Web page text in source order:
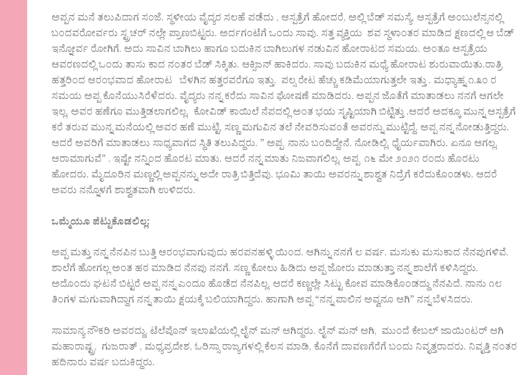
ಅಪ್ಪನ ಮನೆ ತಲುಪಿದಾಗ ಸಂಜೆ. ಸ್ಥಳೀಯ ವೈದ್ಯರ ಸಲಹೆ ಪಡೆದು , ಆಸ್ಪತ್ರೆಗೆ ಹೋದರೆ, ಅಲ್ಲಿ ಬೆಡ್ ಸಮಸ್ಯೆ. ಆಸ್ಪತ್ರೆಗೆ ಅಂಬುಲೆನ್ಸನಲ್ಲಿ
ಬಂದವರೋರ್ವರು ಸ್ಟ್ರಚರ್ ನಲ್ಲೇ ಪ್ರಾಣಬಿಟ್ಟರು. ಅರ್ದಗಂಟೆಗೆ ಒಂದು ಸಾವು. ಸತ್ತ ವ್ಯಕ್ತಿಯ ಶವ ಸ್ಥಳಾಂತರ ಮಾಡಿದ ಕ್ಷಣದಲ್ಲಿ ಆ ಬೆಡ್
ಇನ್ನೋರ್ವ ರೋಗಿಗೆ. ಅದು ಸಾವಿನ ಬಾಗಿಲು ಹಾಗೂ ಬದುಕಿನ ಬಾಗಿಲುಗಳ ನಡುವಿನ ಹೋರಾಟದ ಸಮಯ. ಅಂತೂ ಆಸ್ಪತ್ರೆಯ
ಆವರಣದಲ್ಲಿ ಒಂದು ತಾಸು ಕಾದ ನಂತರ ಬೆಡ್ ಸಿಕ್ಕಿತು. ಆಕ್ಸಿಜನ್ ಹಾಕಿದರು. ಸಾವು ಬದುಕಿನ‌ ಮಧ್ಯೆ ಹೋರಾಟ ಶುರುವಾಯಿತು.‌ರಾತ್ರಿ
ಹತ್ತರಿಂದ ಆರಂಭವಾದ ಹೋರಾಟ ಬೆಳಗಿನ ಹತ್ತರವರೆಗೂ ಇತ್ತು. ಪಲ್ಸ ರೇಟ ಹೆಚ್ಚು ಕಡಿಮೆಯಾಗುತ್ತಲೇ ಇತ್ತು . ಮಧ್ಯಾಹ್ನ ೧.೩೦ ರ
ಸಮಯ ಅಪ್ಪ ಕೊನೆಯುಸಿರೆಳೆದರು. ವೈದ್ಯರು ನನ್ನ ಕರೆದು ಸಾವಿನ ಘೋಷಣೆ ಮಾಡಿದರು. ಅಪ್ಪನ ಜೊತೆಗೆ ಮಾತಾಡಲು ನನಗೆ ಆಗಲೇ
ಇಲ್ಲ. ಅವರ ಹಣೆಗೂ ಮುತ್ತಿಡಲಾಗಲಿಲ್ಲ. ಕೋವಿಡ್ ಕಾಯಿಲೆ ನೆಪದಲ್ಲಿ ಅಂತ ಭಯ ಸೃಷ್ಟಿಯಾಗಿ ಬಿಟ್ಟಿತ್ತು‌ .ಆದರೆ ಅದಕ್ಕೂ ಮುನ್ನ ಆಸ್ಪತ್ರೆಗೆ
ಕರೆ ತರುವ ಮುನ್ನ ಮನೆಯಲ್ಲಿ ಅವರ ಹಣೆ ಮುಟ್ಟಿ, ಸಣ್ಣ ಮಗುವಿನ ತಲೆ ನೇವರಿಸುವಂತೆ ಅವರನ್ನು ಮುಟ್ಟಿದ್ದೆ. ಅಪ್ಪ ನನ್ನ ನೋಡುತ್ತಿದ್ದರು.
ಆದರೆ ಅವರಿಗೆ ಮಾತಾಡಲು ಸಾಧ್ಯವಾಗದ ಸ್ಥಿತಿ ತಲುಪಿದ್ದರು. ” ಅಪ್ಪ ನಾನು ಬಂದಿದ್ದೇನೆ. ನೋಡಿಲ್ಲಿ. ಧೈರ್ಯವಾಗಿರು. ಏ‌ನೂ ಆಗಲ್ಲ.
ಆರಾಮಾಗುವೆ” . ಇಷ್ಟೇ ನನ್ನಿಂದ ಹೊರಟ ಮಾತು. ಆದರೆ ನನ್ನ ಮಾತು ನಿಜವಾಗಲಿಲ್ಲ. ಅಪ್ಪ ೧೬ ಮೇ ೨೦೨೧ ರಂದು ಹೊರಟು
ಹೋದರು. ಮೈದೂರಿನ ಮಣ್ಣಲ್ಲಿ ಅಪ್ಪನನ್ನು ಅದೇ ರಾತ್ರಿ ಬಿತ್ತಿದೆವು. ಭೂಮಿ ತಾಯಿ ಅವರನ್ನು ಶಾಶ್ವತ ನಿದ್ರೆಗೆ ಕರೆದುಕೊಂಡಳು. ಆದರೆ
ಅವರು ನನ್ನೊಳಗೆ ಶಾಶ್ವತವಾಗಿ ಉಳಿದರು.
ಒಮ್ಮೆಯೂ ಪೆಟ್ಟುಕೊಡಲಿಲ್ಲ:
ಅಪ್ಪ ಮತ್ತು ನನ್ನ ನೆನಪಿನ ಬುತ್ತಿ ಆರಂಭವಾಗುವುದು ಹರಪನಹಳ್ಳಿ ಯಿಂದ. ಆಗಿನ್ನು ನನಗೆ ೮ ವರ್ಷ. ಮಸುಕು ಮಸುಕಾದ ನೆನಪುಗಳಿವೆ.
ಶಾಲೆಗೆ ಹೋಗಲ್ಲ ಅಂತ ಹಠ ಮಾಡಿದ ನೆನಪು ನನಗೆ. ಸಣ್ಣ ಕೋಲು ಹಿಡಿದು ಅಪ್ಪ ಜೋರು ಮಾಡುತ್ತಾ ನನ್ನ ಶಾಲೆಗೆ ಕಳಿಸಿದ್ದರು.
ಅದೊಂದು ಘಟನೆ ಬಿಟ್ಟರೆ ಅಪ್ಪ ನನ್ನ ಎಂದೂ ಹೊಡೆದ ನೆನಪಿಲ್ಲ. ಆದರೆ ಕಣ್ಣಲ್ಲೇ ಸಿಟ್ಟು ಕೋಪ ಮಾಡಿಕೊಂಡದ್ದು ನೆನಪಿದೆ. ನಾನು ೧೮
ತಿಂಗಳ ಮಗುವಾಗಿದ್ದಾಗ ನನ್ನ ತಾಯಿ ಕ್ಷಯಕ್ಕೆ ಬಲಿಯಾಗಿದ್ದರು. ಹಾಗಾಗಿ ಅಪ್ಪ “ನನ್ನ ಪಾಲಿನ ಅವ್ವನೂ ಆಗಿ” ನನ್ನ ಬೆಳಸಿದರು.
ಸಾಮಾನ್ಯ ನೌಕರಿ ಅವರದ್ದು, ಟೆಲೆಪೊನ್ ಇಲಾಖೆಯಲ್ಲಿ ಲೈನ್ ಮನ್ ಆಗಿದ್ದರು. ಲೈನ್ ಮನ್ ಆಗಿ, ಮುಂದೆ ಕೇಬಲ್ ಜಾಯಿಂಟರ್ ಆಗಿ
ಮಹಾರಾಷ್ಟ್ರ, ಗುಜರಾತ್ , ಮಧ್ಯಪ್ರದೇಶ, ಓರಿಸ್ಸಾ ರಾಜ್ಯಗಳಲ್ಲಿ ಕೆಲಸ ಮಾಡಿ, ಕೊನೆಗೆ ದಾವಣಗೆರೆಗೆ ಬಂದು ನಿವೃತ್ತರಾದರು. ನಿವೃತ್ತಿ ನಂತರ
ಹದಿನಾರು ವರ್ಷ ಬದುಕಿದ್ದರು.